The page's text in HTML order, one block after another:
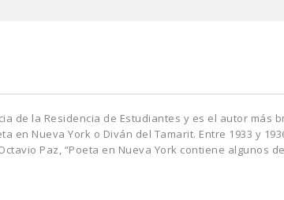
de la Residencia de Estudiantes y es el autor más
Nueva York o Diván del Tamarit. Entre 1933 y
Paz, “Poeta en Nueva York contiene algunos